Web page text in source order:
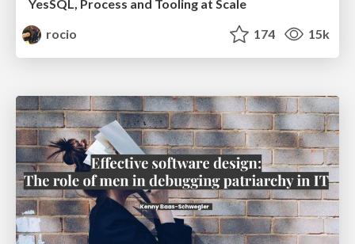
YesSQL, Process and Tooling at Scale
rocio
174 15k